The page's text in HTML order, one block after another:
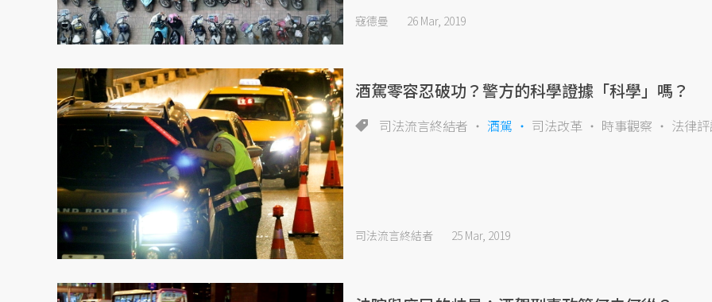
寇德曼 26 Mar, 2019
酒駕零容忍破功？警方的科學證據「科學」嗎？
司法流言終結者 酒駕 司法改革 時事觀察 法律
司法流言終結者 25 Mar, 2019